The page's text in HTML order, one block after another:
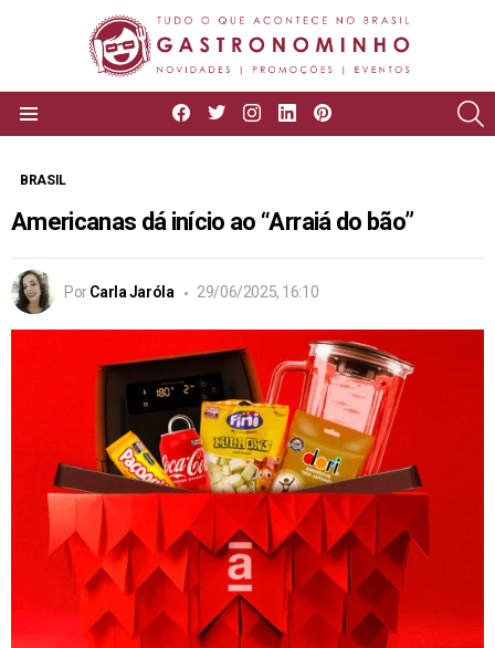
facebooktwitterinstagram
linkedin
BRASIL
Americanas dá início ao “Arraiá do bão”
Por Carla Jaróla 29/06/2025, 16:10